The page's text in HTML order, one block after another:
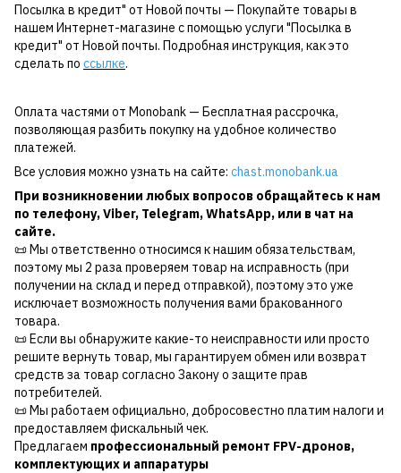
Посылка в кредит" от Новой почты — Покупайте товары в
нашем Интернет-магазине с помощью услуги "Посылка в
кредит" от Новой почты. Подробная инструкция, как это
сделать по ссылке.
Оплата частями от Monobank — Бесплатная рассрочка,
позволяющая разбить покупку на удобное количество
платежей.
Все условия можно узнать на сайте: chast.monobank.ua
При возникновении любых вопросов обращайтесь к нам
по телефону,Viber, Telegram,WhatsApp, или в чат на
сайте.
📜 Мы ответственно относимся к нашим обязательствам,
поэтому мы 2 раза проверяем товар на исправность (при
получении на склад и перед отправкой), поэтому это уже
исключает возможность получения вами бракованного
товара.
📜 Если вы обнаружите какие-то неисправности или просто
решите вернуть товар, мы гарантируем обмен или возврат
средств за товар согласно Закону о защите прав
потребителей.
📜 Мы работаем официально, добросовестно платим налоги и
предоставляем фискальный чек.
Предлагаем профессиональный ремонт FPV-дронов,
комплектующих и аппаратуры